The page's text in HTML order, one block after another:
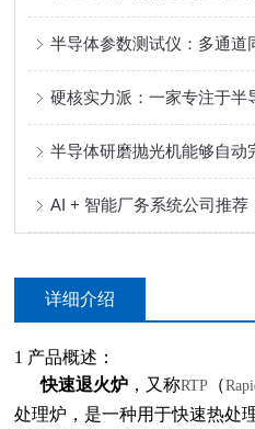
半导体参数测试仪：多通道
半导体研磨抛光机能够自动
详细介绍
1 产品概述：
快速退火炉 ，又称RTP （
处理炉，是一种用于快速热处